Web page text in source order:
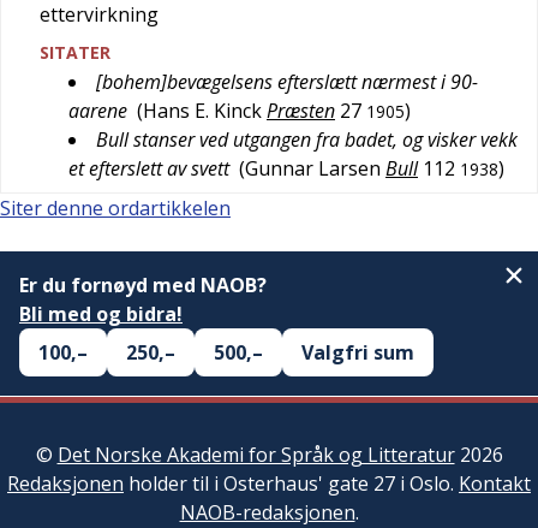
ettervirkning
SITATER
[bohem]bevægelsens efterslætt nærmest i 90-
aarene (Hans E. KinckPræsten 27 1905)
Bull stanser ved utgangen fra badet, og visker vekk
et efterslett av svett (Gunnar Larsen Bull 112 1938)
Siter denne ordartikkelen
Er du fornøyd med NAOB?
Bli med og bidra!
100,–
250,– 500,– Valgfri sum
© Det Norske Akademi for Språk og Litteratur2026
Redaksjonen holder til i Osterhaus' gate 27 i Oslo. Kontakt
NAOB-redaksjonen.